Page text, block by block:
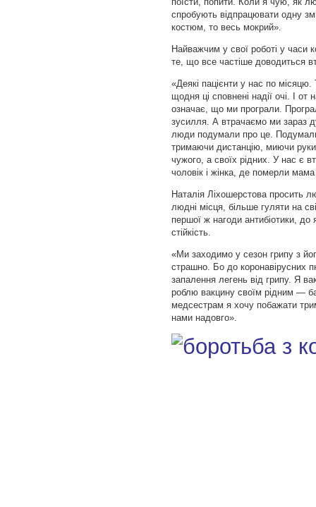
спробують відпрацювати одну
костюм, то весь мокрий».
Найважчим у свої роботі у часи
те, що все частіше доводиться
«Деякі пацієнти у нас по
щодня ці сповнені надії очі. І
означає, що ми програли.
зусилля. А втрачаємо ми зараз
люди подумали про це.
тримаючи дистанцію, миючи
чужого, а своїх рідних. У нас є
чоловік і жінка, де померли
Наталія Ліхошерстова просить
людні місця, більше гуляти на
першої ж нагоди антибіотики, до
стійкість.
«Ми заходимо у сезон грипу з
страшно. Бо до коронавірусних
запалення легень від грипу. Я
роблю вакцину своїм рідним —
медсестрам я хочу побажати
нами надовго».